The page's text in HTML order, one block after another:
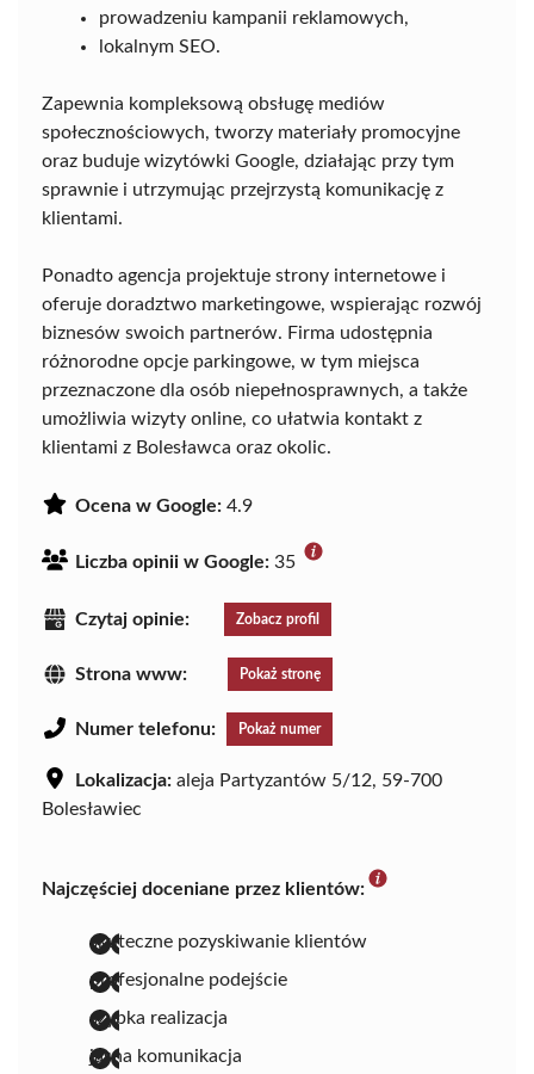
prowadzeniu kampanii reklamowych,
lokalnym SEO.
Zapewnia kompleksową obsługę mediów
społecznościowych, tworzy materiały promocyjne
oraz buduje wizytówki Google, działając przy tym
sprawnie i utrzymując przejrzystą komunikację z
klientami.
Ponadto agencja projektuje strony internetowe i
oferuje doradztwo marketingowe, wspierając rozwój
biznesów swoich partnerów. Firma udostępnia
różnorodne opcje parkingowe, w tym miejsca
przeznaczone dla osób niepełnosprawnych, a także
umożliwia wizyty online, co ułatwia kontakt z
klientami z Bolesławca oraz okolic.
Ocena w Google: 4.9
Liczba opinii w Google: 35
Czytaj opinie: Zobacz profil
Strona www: Pokaż stronę
Numer telefonu: Pokaż numer
Lokalizacja: aleja Partyzantów 5/12, 59-700
Bolesławiec
Najczęściej doceniane przez klientów:
skuteczne pozyskiwanie klientów
profesjonalne podejście
szybka realizacja
jasna komunikacja